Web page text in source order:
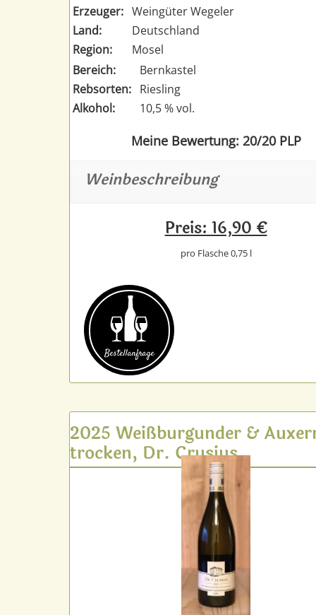
Erzeuger: Weingüter Wegeler
Land:
Deutschland
Region:
Mosel
Bereich:
Bernkastel
Rebsorten: Riesling
Alkohol:
10,5 % vol.
Meine Bewertung: 20/20 PLP
Weinbeschreibung
Preis: 16,90 €
pro Flasche 0,75 l
Bestell­anfrage
2025 Weißburgunder &
trocken, Dr. Crusius